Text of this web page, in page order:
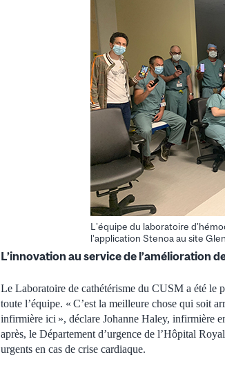
L’équipe du laboratoire
l’application Stenoa au site
L’innovation au service de l’amélioration
Le Laboratoire de cathétérisme du CUSM a été le
toute l’équipe. « C’est la meilleure chose qui soit
infirmière ici », déclare Johanne Haley, infirmière
après, le Département d’urgence de l’Hôpital
urgents en cas de crise cardiaque.